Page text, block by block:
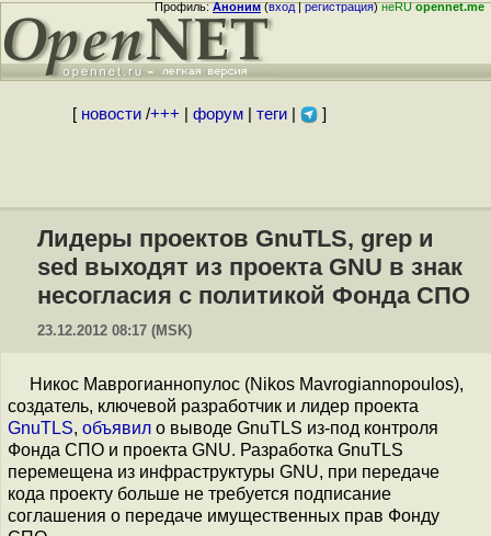
Профиль:Аноним(вход|регистрация)неRUopennet.me
[ новости/+++ форум| теги| ]
Лидеры проектов GnuTLS, grep и
sed выходят из проекта GNU в знак
несогласия с политикой Фонда СПО
23.12.2012 08:17 (MSK)
Никос Маврогианнопулос (Nikos Mavrogiannopoulos),
создатель, ключевой разработчик и лидер проекта
GnuTLS, объявил о выводе GnuTLS из-под контроля
Фонда СПО и проекта GNU. Разработка GnuTLS
перемещена из инфраструктуры GNU, при передаче
кода проекту больше не требуется подписание
соглашения о передаче имущественных прав Фонду